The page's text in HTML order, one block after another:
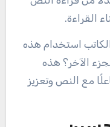
القراءة.
الكاتب استخدام هذه
الآخر؟ هذه
مع النص وتعزيز